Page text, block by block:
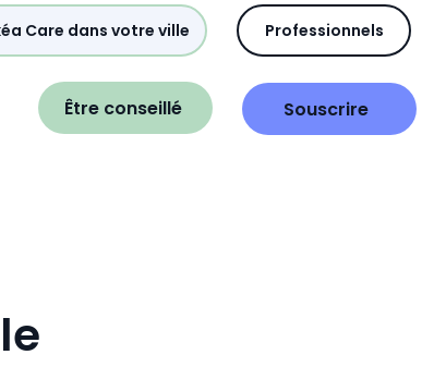
Care dans votre ville Professionnels
Être conseillé Souscrire